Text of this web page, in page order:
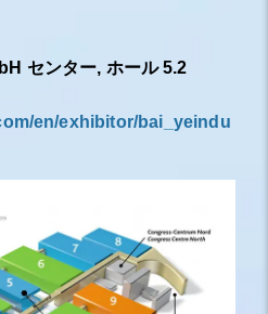
センター, ホール 5.2
en/exhibitor/bai_yeindu